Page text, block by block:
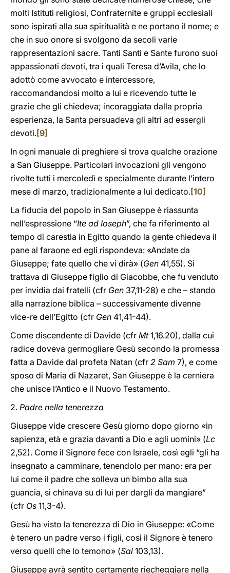
molti Istituti religiosi, Confraternite e gruppi ecclesiali
sono ispirati alla sua spiritualità e ne portano il nome; e
che in suo onore si svolgono da secoli varie
rappresentazioni sacre. Tanti Santi e Sante furono suoi
appassionati devoti, tra i quali Teresa d’Avila, che lo
adottò come avvocato e intercessore,
raccomandandosi molto a lui e ricevendo tutte le
grazie che gli chiedeva; incoraggiata dalla propria
esperienza, la Santa persuadeva gli altri ad essergli
devoti.[9]
In ogni manuale di preghiere si trova qualche orazione
a San Giuseppe. Particolari invocazioni gli vengono
rivolte tutti i mercoledì e specialmente durante l’intero
mese di marzo, tradizionalmente a lui dedicato.[10]
La fiducia del popolo in San Giuseppe è riassunta
nell’espressione “Ite ad Ioseph”, che fa riferimento al
tempo di carestia in Egitto quando la gente chiedeva il
pane al faraone ed egli rispondeva: «Andate da
Giuseppe; fate quello che vi dirà» (Gen 41,55). Si
trattava di Giuseppe figlio di Giacobbe, che fu venduto
per invidia dai fratelli (cfr Gen 37,11-28) e che – stando
alla narrazione biblica – successivamente divenne
vice-re dell’Egitto (cfr Gen 41,41-44).
Come discendente di Davide (cfr Mt1,16.20), dalla cui
radice doveva germogliare Gesù secondo la promessa
fatta a Davide dal profeta Natan (cfr 2 Sam 7), e come
sposo di Maria di Nazaret, San Giuseppe è la cerniera
che unisce l’Antico e il Nuovo Testamento.
2. Padre nella tenerezza
Giuseppe vide crescere Gesù giorno dopo giorno «in
sapienza, età e grazia davanti a Dio e agli uomini» (Lc
2,52). Come il Signore fece con Israele, così egli “gli ha
insegnato a camminare, tenendolo per mano: era per
lui come il padre che solleva un bimbo alla sua
guancia, si chinava su di lui per dargli da mangiare”
(cfr Os 11,3-4).
Gesù ha visto la tenerezza di Dio in Giuseppe: «Come
è tenero un padre verso i figli, così il Signore è tenero
verso quelli che lo temono» (Sal 103,13).
Giuseppe avrà sentito certamente riecheggiare nella